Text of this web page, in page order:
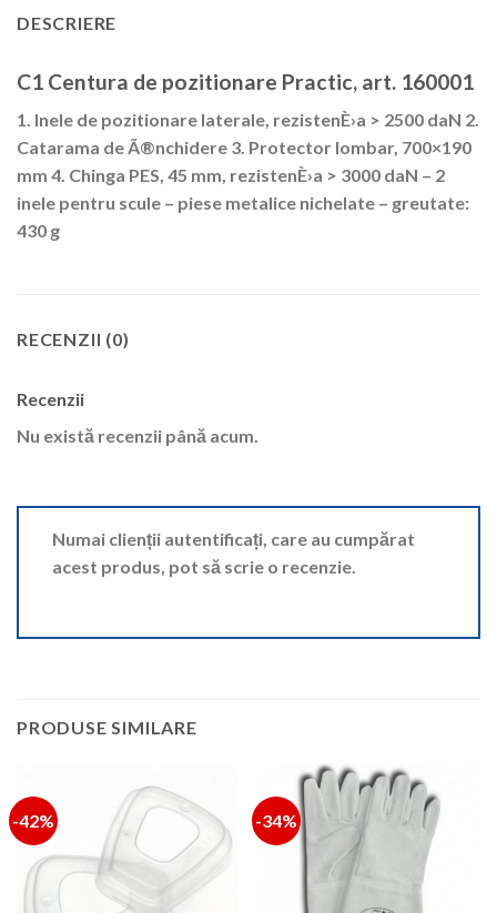
DESCRIERE
C1 Centura de pozitionare Practic, art. 160001
1. Inele de pozitionare laterale, rezistenÈ›a > 2500 daN 2.
Catarama de Ã®nchidere 3. Protector lombar, 700×190
mm 4. Chinga PES, 45 mm, rezistenÈ›a > 3000 daN – 2
inele pentru scule – piese metalice nichelate – greutate:
430 g
RECENZII (0)
Recenzii
Nu există recenzii până acum.
Numai clienții autentificați, care au cumpărat
acest produs, pot să scrie o recenzie.
PRODUSE SIMILARE
-42% -34%